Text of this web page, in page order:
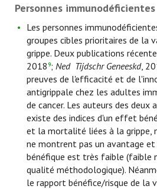
Personnes immunodéficientes
Les personnes
groupes cibles prioritaires de la
grippe. Deux publications
20189; Ned Tijdschr Geneeskd,
preuves de l'efficacité et de
antigrippale chez les adultes
de cancer. Les auteurs des deux
existe des indices d'un effet
et la mortalité liées à la grippe,
ne montrent pas un avantage
bénéfique est très faible (faible
qualité méthodologique).
le rapport bénéfice/risque de la